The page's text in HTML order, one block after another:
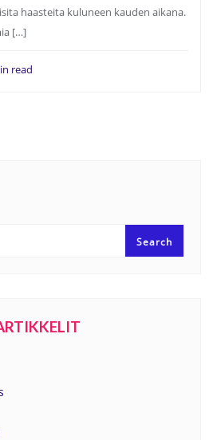
haasteita kuluneen kauden aikana.
[…]
read
Search